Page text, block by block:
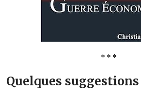
* * *
Quelques